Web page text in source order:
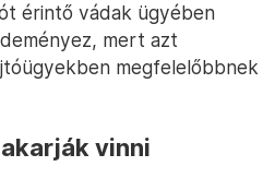
érintő vádak ügyében
mert azt
megfelelőbbnek
vinni